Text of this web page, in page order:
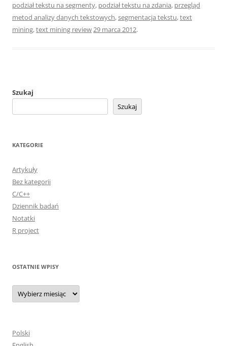
podział tekstu na segmenty, podział tekstu na zdania, przegląd
metod analizy danych tekstowych,segmentacja tekstu,text
mining,text mining review29 marca 2012.
Szukaj
Szukaj
KATEGORIE
Artykuły
Bez kategorii
C/C++
Dziennik badań
Notatki
R project
OSTATNIE WPISY
Ostatnie
wpisy
Polski